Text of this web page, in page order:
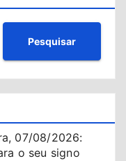
Pesquisar
07/08/2026:
o seu signo